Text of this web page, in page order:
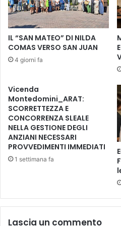
t
r
e
d
o
n
:
e
l
e
t
t
a
a
a
r
o
e
g
u
o
c
o
n
s
u
c
s
l
IL “SAN MATEO” DI NILDA
COMAS VERSO SAN JUAN
4 giorni fa
Vicenda
Montedomini_ARAT:
SCORRETTEZZA E
CONCORRENZA SLEALE
NELLA GESTIONE DEGLI
ANZIANI NECESSARI
PROVVEDIMENTI IMMEDIATI
1 settimana fa
Lascia un commento